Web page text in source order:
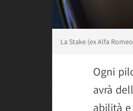
La Stake (ex Alfa
Ogni
avrà
abilità